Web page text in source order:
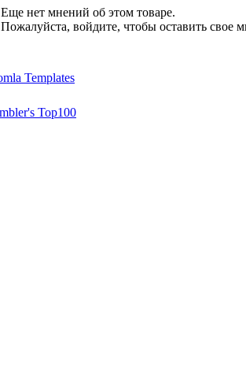
Еще нет мнений об этом товаре.
Пожалуйста, войдите, чтобы оставить свое